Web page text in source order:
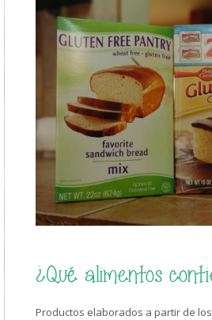
¿Qué alimentos
Productos elaborados a partir de